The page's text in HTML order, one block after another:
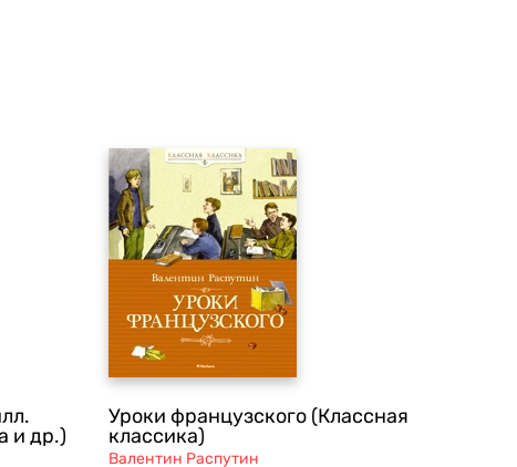
и др.)
Уроки французского (Классная
классика)
Валентин Распутин